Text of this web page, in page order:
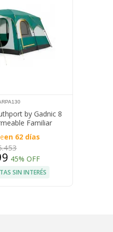
by Gadnic 8
Familiar
en 62 días
45% OFF
SIN INTERÉS